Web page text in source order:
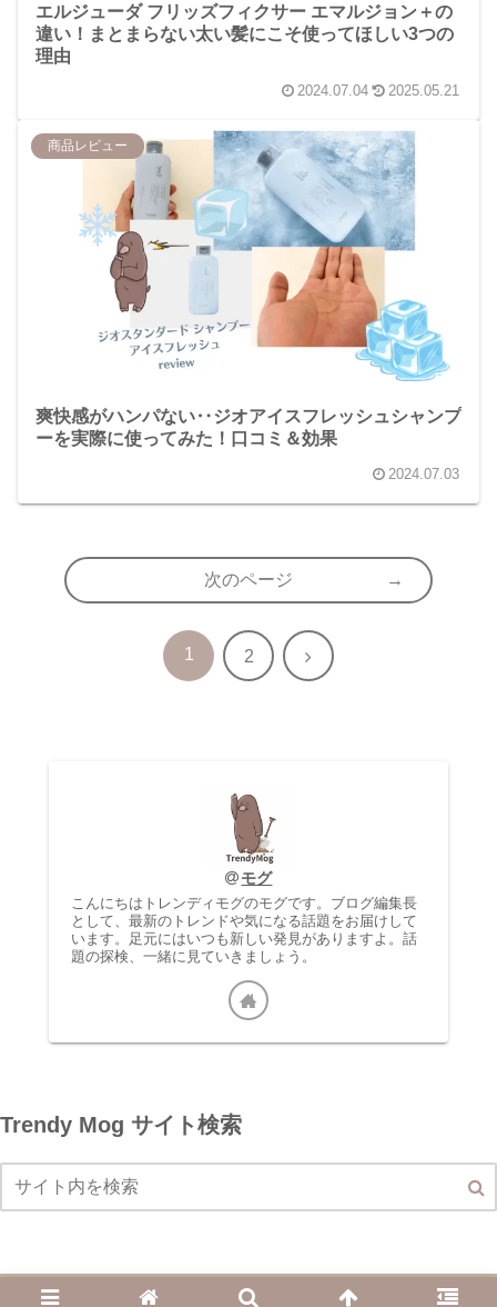
エルジューダ フリッズフィクサー エマルジョン＋の
違い！まとまらない太い髪にこそ使ってほしい3つの
理由
2024.07.04 2025.05.21
商品レビュー
爽快感がハンパない‥ジオアイスフレッシュシャンプ
ーを実際に使ってみた！口コミ＆効果
2024.07.03
次のページ
1 2 次
モグ
こんにちはトレンディモグのモグです。ブログ編集長
として、最新のトレンドや気になる話題をお届けして
います。足元にはいつも新しい発見がありますよ。話
題の探検、一緒に見ていきましょう。
Trendy Mog サイト検索
© 2023 Trendy Mog.